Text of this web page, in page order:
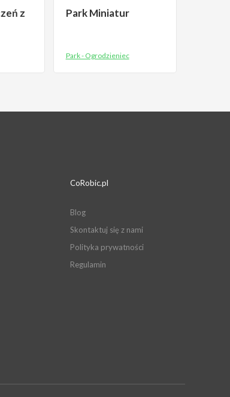
z
Park Miniatur
Park - Ogrodzieniec
CoRobic.pl
Blog
Skontaktuj się z nami
Polityka prywatności
Regulamin